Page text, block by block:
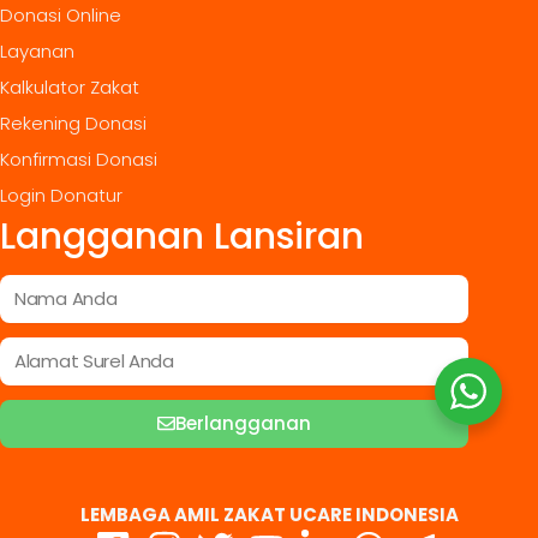
Donasi Online
Layanan
Kalkulator Zakat
Rekening Donasi
Konfirmasi Donasi
Login Donatur
Langganan Lansiran
Berlangganan
LEMBAGA AMIL ZAKAT UCARE INDONESIA